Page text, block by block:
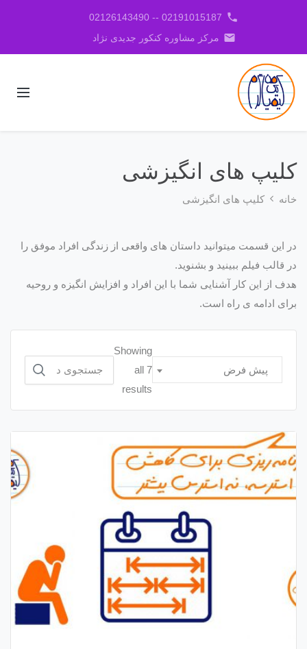
phone
02191015187 -- 02126143490
email مرکز مشاوره کنکور جدیدی نژاد
کلیپ های انگیزشی
خانه کلیپ های انگیزشی
در این قسمت میتوانید داستان های واقعی از زندگی افراد موفق را
در قالب فیلم ببینید و بشنوید.
هدف از این کار آشنایی شما با این افراد و افزایش انگیزه و روحیه
برای ادامه ی راه است.
پیش فرض
Showing
all 7
results
برای: